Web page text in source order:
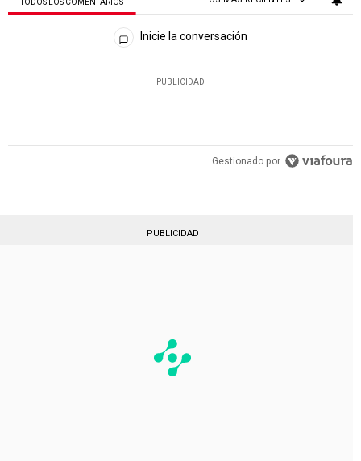
Todos los comentarios
Inicie la conversación
PUBLICIDAD
Gestionado por
PUBLICIDAD